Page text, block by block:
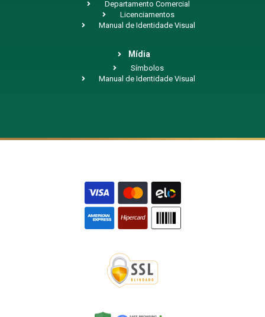
Departamento Comercial
Licenciamentos
Manual de Identidade Visual
Mídia
Símbolos
Manual de Identidade Visual